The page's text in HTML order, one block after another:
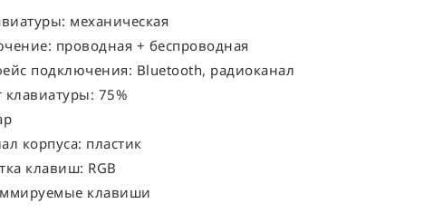
механическая
проводная + беспроводная
подключения: Bluetooth, радиоканал
75%
корпуса: пластик
клавиш: RGB
клавиши